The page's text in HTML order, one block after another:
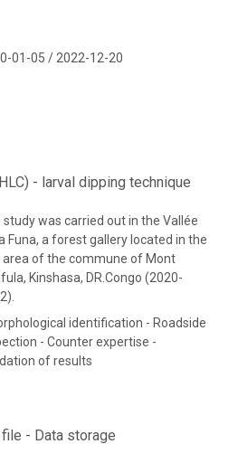
01-05 / 2022-12-20
- larval dipping technique
study was carried out in the Vallée
Funa, a forest gallery located in the
area of the commune of Mont
Kinshasa, DR.Congo (2020-
identification - Roadside
- Counter expertise -
of results
- Data storage